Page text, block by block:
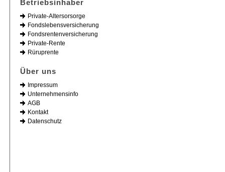
Betriebsinhaber
Private-Altersorsorge
Fondslebensversicherung
Fondsrentenversicherung
Private-Rente
Rüruprente
Über uns
Impressum
Unternehmensinfo
AGB
Kontakt
Datenschutz